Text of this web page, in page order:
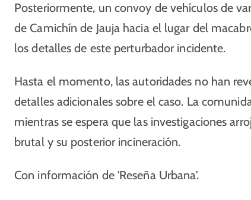
Posteriormente, un convoy de vehículos de
de Camichín de Jauja hacia el lugar del
los detalles de este perturbador incidente.
Hasta el momento, las autoridades no han
detalles adicionales sobre el caso. La
mientras se espera que las investigaciones
brutal y su posterior incineración.
Con información de 'Reseña Urbana'.